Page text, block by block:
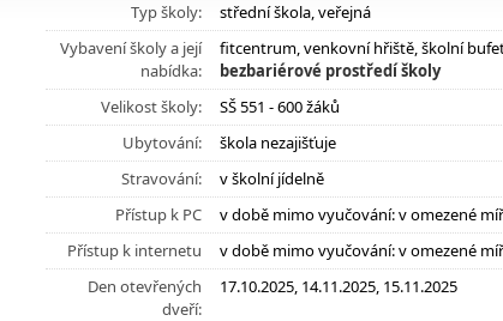
Typ školy:
střední škola, veřejná
Vybavení školy a její
nabídka:
fitcentrum, venkovní hřiště, školní
bezbariérové prostředí školy
Velikost školy:
SŠ 551 - 600 žáků
Ubytování:
škola nezajišťuje
Stravování:
v školní jídelně
Přístup k PC
v době mimo vyučování: v omezené
Přístup k internetu
v době mimo vyučování: v omezené
Den otevřených
dveří:
17.10.2025, 14.11.2025, 15.11.2025